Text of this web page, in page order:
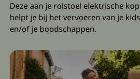
Deze aan je rolstoel elektrische
helpt je bij het vervoeren van je
en/of je boodschappen.